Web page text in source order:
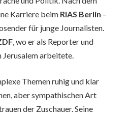
Karriere beim RIAS Berlin –
für junge Journalisten.
, wo er als Reporter und
arbeitete.
Themen ruhig und klar
aber sympathischen Art
der Zuschauer. Seine